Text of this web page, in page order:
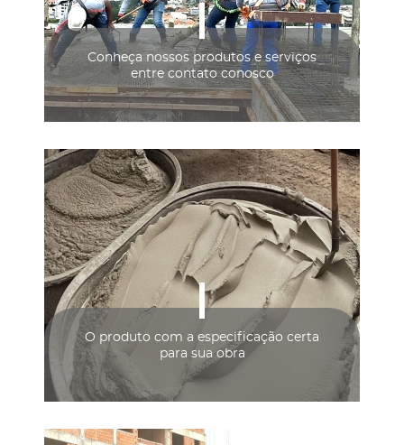
Conheça nossos produtos e serviços
entre contato conosco
O produto com a especificação certa
para sua obra